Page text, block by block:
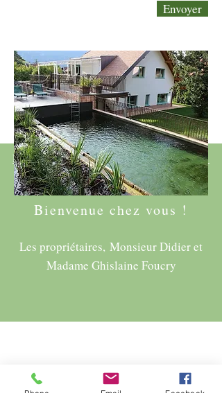
Envoyer
DES QUESTIONS ? CONTACTEZ-
NOUS AU :
06 35 48 00 18
Bienvenue chez vous !
Les propriétaires, Monsieur Didier et
Madame Ghislaine Foucry